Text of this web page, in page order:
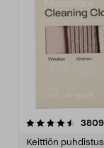
3809
Keittiön
4.5viidestä